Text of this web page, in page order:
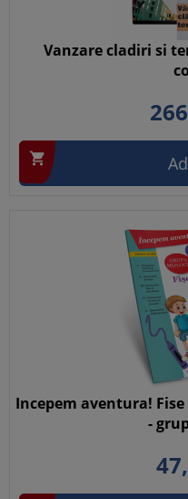
Vanzare cladiri si

Incepem aventura!
-
47,